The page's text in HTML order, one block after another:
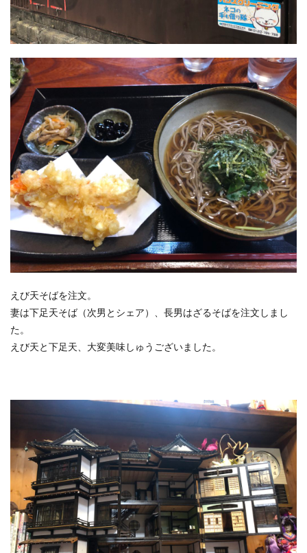
えび天そばを注文。
妻は下足天そば（次男とシェア）、長男はざるそばを注文しまし
た。
えび天と下足天、大変美味しゅうございました。